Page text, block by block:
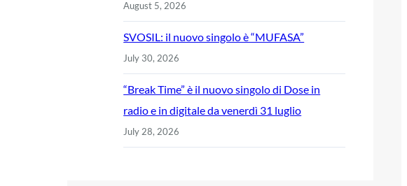
August 5, 2026
SVOSIL: il nuovo singolo è “MUFASA”
July 30, 2026
“Break Time” è il nuovo singolo di Dose in
radio e in digitale da venerdì 31 luglio
July 28, 2026